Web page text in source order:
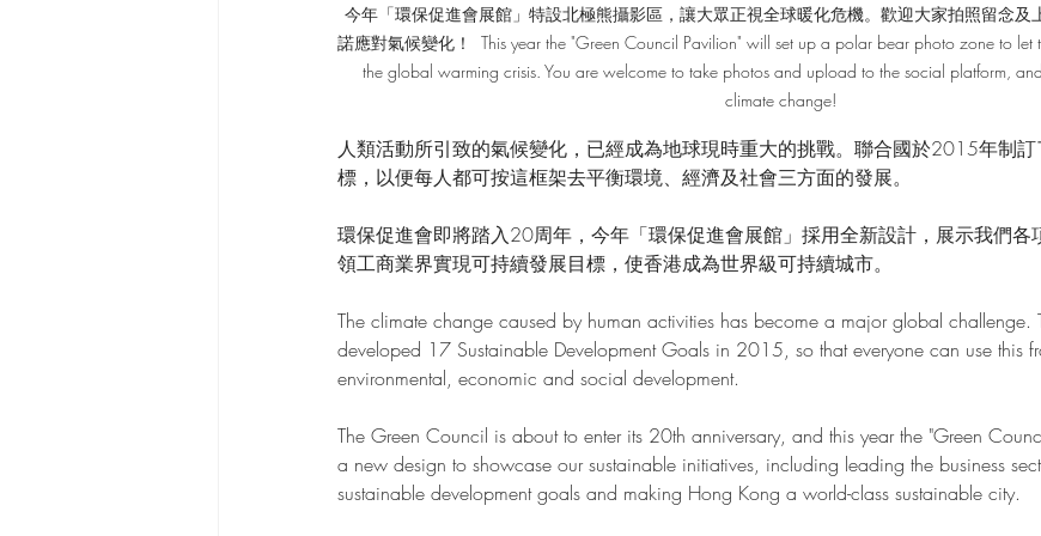
今年「環保促進會展館」特設北極熊攝影區，讓大眾正視全球暖化危機。歡迎大家拍照留念及
諾應對氣候變化！  This year the "Green Council Pavilion" will set up a polar bear photo zone to let
the global warming crisis. You are welcome to take photos and upload to the social platform,
climate change!
人類活動所引致的氣候變化，已經成為地球現時重大的挑戰。聯合國於2015年制
標，以便每人都可按這框架去平衡環境、經濟及社會三方面的發展。
環保促進會即將踏入20周年，今年「環保促進會展館」採用全新設計，展示我們各
領工商業界實現可持續發展目標，使香港成為世界級可持續城市。
The climate change caused by human activities has become a major global challenge.
developed 17 Sustainable Development Goals in 2015, so that everyone can use this
environmental, economic and social development.
The Green Council is about to enter its 20th anniversary, and this year the "Green
a new design to showcase our sustainable initiatives, including leading the business
sustainable development goals and making Hong Kong a world-class sustainable city.